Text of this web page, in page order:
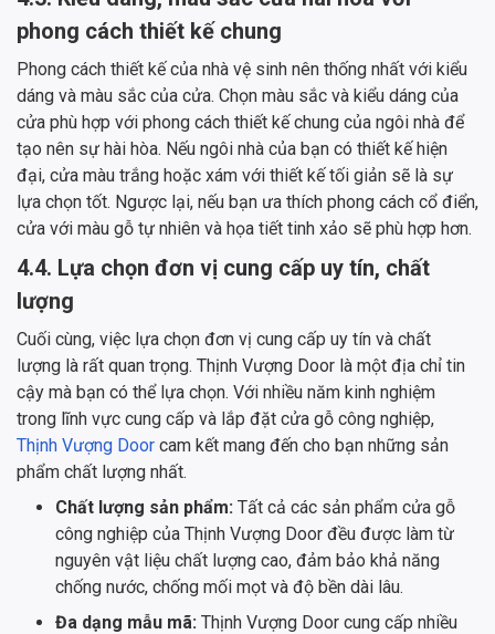
phong cách thiết kế chung
Phong cách thiết kế của nhà vệ sinh nên thống nhất với kiểu
dáng và màu sắc của cửa. Chọn màu sắc và kiểu dáng của
cửa phù hợp với phong cách thiết kế chung của ngôi nhà để
tạo nên sự hài hòa. Nếu ngôi nhà của bạn có thiết kế hiện
đại, cửa màu trắng hoặc xám với thiết kế tối giản sẽ là sự
lựa chọn tốt. Ngược lại, nếu bạn ưa thích phong cách cổ điển,
cửa với màu gỗ tự nhiên và họa tiết tinh xảo sẽ phù hợp hơn.
4.4. Lựa chọn đơn vị cung cấp uy tín, chất
lượng
Cuối cùng, việc lựa chọn đơn vị cung cấp uy tín và chất
lượng là rất quan trọng. Thịnh Vượng Door là một địa chỉ tin
cậy mà bạn có thể lựa chọn. Với nhiều năm kinh nghiệm
trong lĩnh vực cung cấp và lắp đặt cửa gỗ công nghiệp,
Thịnh Vượng Door cam kết mang đến cho bạn những sản
phẩm chất lượng nhất.
Chất lượng sản phẩm: Tất cả các sản phẩm cửa gỗ
công nghiệp của Thịnh Vượng Door đều được làm từ
nguyên vật liệu chất lượng cao, đảm bảo khả năng
chống nước, chống mối mọt và độ bền dài lâu.
Đa dạng mẫu mã: Thịnh Vượng Door cung cấp nhiều